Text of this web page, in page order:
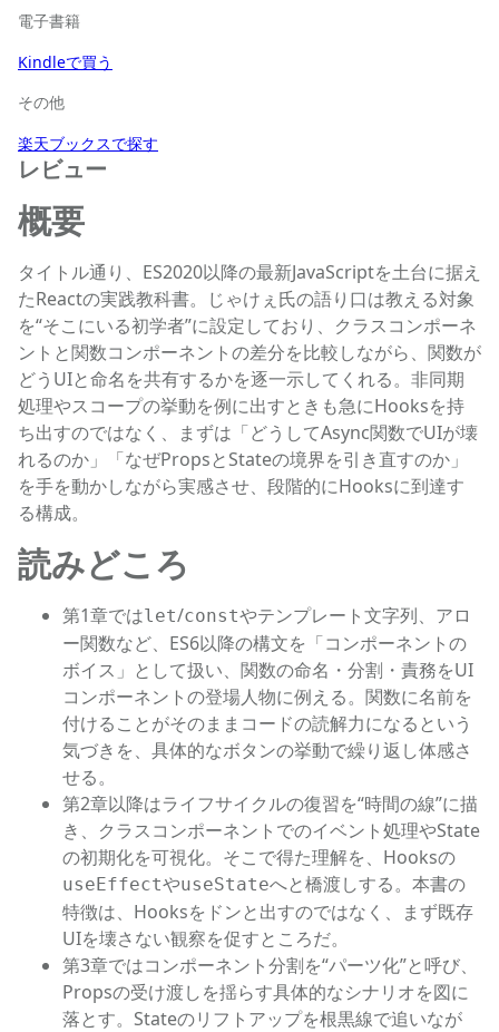
電子書籍
Kindleで買う
その他
楽天ブックスで探す
レビュー
概要
タイトル通り、ES2020以降の最新JavaScriptを土台に据え
たReactの実践教科書。じゃけぇ氏の語り口は教える対象
を“そこにいる初学者”に設定しており、クラスコンポーネ
ントと関数コンポーネントの差分を比較しながら、関数が
どうUIと命名を共有するかを逐一示してくれる。非同期
処理やスコープの挙動を例に出すときも急にHooksを持
ち出すのではなく、まずは「どうしてAsync関数でUIが壊
れるのか」「なぜPropsとStateの境界を引き直すのか」
を手を動かしながら実感させ、段階的にHooksに到達す
る構成。
読みどころ
第1章ではlet/constやテンプレート文字列、アロ
ー関数など、ES6以降の構文を「コンポーネントの
ボイス」として扱い、関数の命名・分割・責務をUI
コンポーネントの登場人物に例える。関数に名前を
付けることがそのままコードの読解力になるという
気づきを、具体的なボタンの挙動で繰り返し体感さ
せる。
第2章以降はライフサイクルの復習を“時間の線”に描
き、クラスコンポーネントでのイベント処理やState
の初期化を可視化。そこで得た理解を、Hooksの
useEffectやuseStateへと橋渡しする。本書の
特徴は、Hooksをドンと出すのではなく、まず既存
UIを壊さない観察を促すところだ。
第3章ではコンポーネント分割を“パーツ化”と呼び、
Propsの受け渡しを揺らす具体的なシナリオを図に
落とす。Stateのリフトアップを根黒線で追いなが